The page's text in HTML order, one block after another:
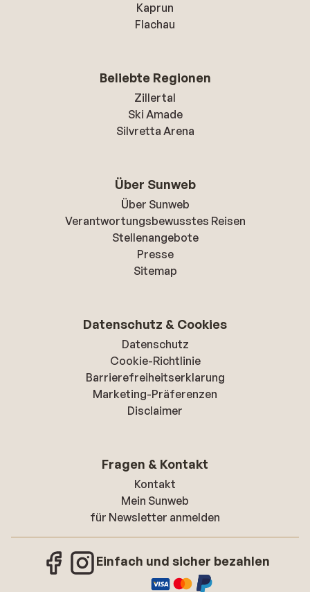
Kaprun
Flachau
Beliebte Regionen
Zillertal
Ski Amade
Silvretta Arena
Über Sunweb
Über Sunweb
Verantwortungsbewusstes Reisen
Stellenangebote
Presse
Sitemap
Datenschutz & Cookies
Datenschutz
Cookie-Richtlinie
Barrierefreiheitserklarung
Marketing-Präferenzen
Disclaimer
Fragen & Kontakt
Kontakt
Mein Sunweb
für Newsletter anmelden
Einfach und sicher bezahlen